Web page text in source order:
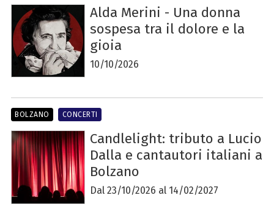
Alda Merini - Una donna
sospesa tra il dolore e la
gioia
10/10/2026
Candlelight: tributo a Lucio
Dalla e cantautori italiani a
Bolzano
Dal 23/10/2026 al 14/02/2027
BOLZANO CONCERTI